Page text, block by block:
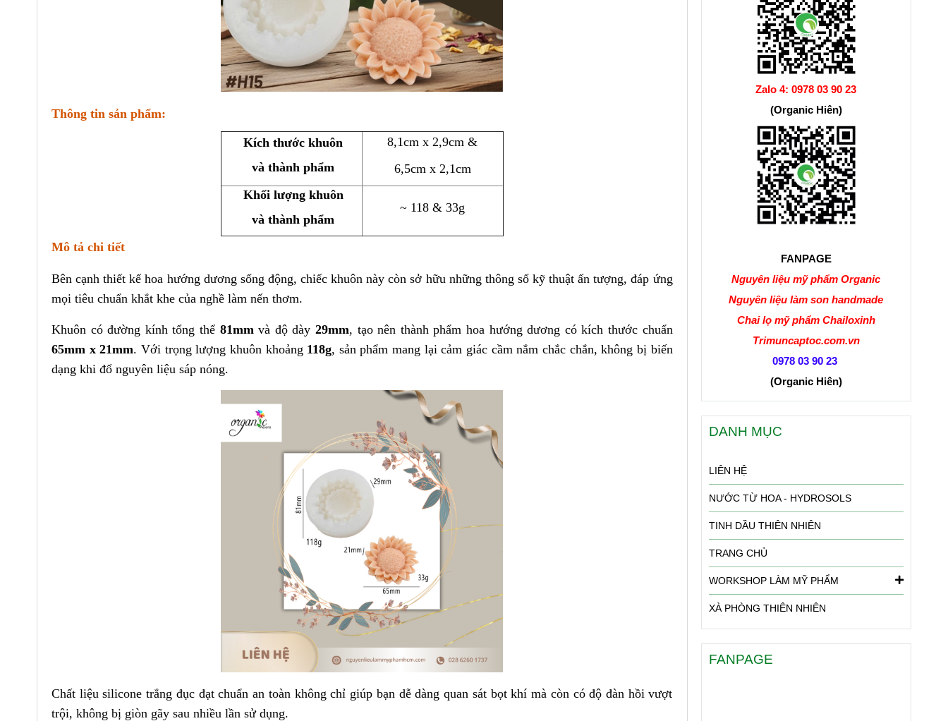
Thông tin sản phẩm:
Kích thước khuôn
và thành phẩm
8,1cm x 2,9cm &
6,5cm x 2,1cm
Khối lượng khuôn
và thành phẩm
~ 118 & 33g
Mô tả chi tiết
Bên cạnh thiết kế hoa hướng dương sống động, chiếc khuôn này còn sở hữu những thông số kỹ thuật ấn tượng, đáp ứng
mọi tiêu chuẩn khắt khe của nghề làm nến thơm.
Khuôn có đường kính tổng thể 81mmvà độ dày 29mm, tạo nên thành phẩm hoa hướng dương có kích thước chuẩn
65mm x 21mm. Với trọng lượng khuôn khoảng 118g, sản phẩm mang lại cảm giác cầm nắm chắc chắn, không bị biến
dạng khi đổ nguyên liệu sáp nóng.
Chất liệu silicone trắng đục đạt chuẩn an toàn không chỉ giúp bạn dễ dàng quan sát bọt khí mà còn có độ đàn hồi vượt
trội, không bị giòn gãy sau nhiều lần sử dụng.
Zalo 4:0978 03 90 23
(Organic Hiên)
FANPAGE
Nguyên liệu mỹ phẩm Organic
Nguyên liệu làm son handmade
Chai lọ mỹ phẩm Chailoxinh
Trimuncaptoc.com.vn
0978 03 90 23
(Organic Hiên)
DANH MỤC
LIÊN HỆ
NƯỚC TỪ HOA - HYDROSOLS
TINH DẦU THIÊN NHIÊN
TRANG CHỦ
WORKSHOP LÀM MỸ PHẨM
XÀ PHÒNG THIÊN NHIÊN
FANPAGE